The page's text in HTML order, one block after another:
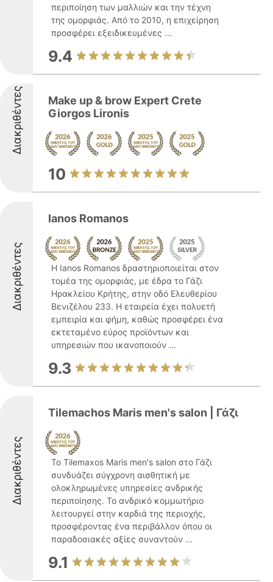
περιποίηση των μαλλιών και την τέχνη
της ομορφιάς. Από το 2010, η επιχείρηση
προσφέρει εξειδικευμένες ...
9.4
Διακριθέντες
Make up & brow Expert Crete
Giorgos Lironis
10
Διακριθέντες
Ianos Romanos
Η Ianos Romanos δραστηριοποιείται στον
τομέα της ομορφιάς, με έδρα το Γάζι
Ηρακλείου Κρήτης, στην οδό Ελευθερίου
Βενιζέλου 233. Η εταιρεία έχει πολυετή
εμπειρία και φήμη, καθώς προσφέρει ένα
εκτεταμένο εύρος προϊόντων και
υπηρεσιών που ικανοποιούν ...
9.3
Διακριθέντες
Tilemachos Maris men's salon | Γάζι
Το Tilemaxos Maris men's salon στο Γάζι
συνδυάζει σύγχρονη αισθητική με
ολοκληρωμένες υπηρεσίες ανδρικής
περιποίησης. Το ανδρικό κομμωτήριο
λειτουργεί στην καρδιά της περιοχής,
προσφέροντας ένα περιβάλλον όπου οι
παραδοσιακές αξίες συναντούν ...
9.1